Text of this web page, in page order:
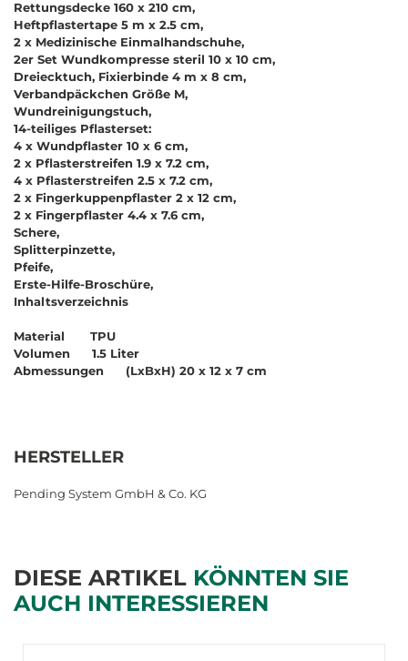
Rettungsdecke 160 x 210 cm,
Heftpflastertape 5 m x 2.5 cm,
2 x Medizinische Einmalhandschuhe,
2er Set Wundkompresse steril 10 x 10 cm,
Dreiecktuch, Fixierbinde 4 m x 8 cm,
Verbandpäckchen Größe M,
Wundreinigungstuch,
14-teiliges Pflasterset:
4 x Wundpflaster 10 x 6 cm,
2 x Pflasterstreifen 1.9 x 7.2 cm,
4 x Pflasterstreifen 2.5 x 7.2 cm,
2 x Fingerkuppenpflaster 2 x 12 cm,
2 x Fingerpflaster 4.4 x 7.6 cm,
Schere,
Splitterpinzette,
Pfeife,
Erste-Hilfe-Broschüre,
Inhaltsverzeichnis
Material TPU
Volumen 1.5 Liter
Abmessungen (LxBxH) 20 x 12 x 7 cm
HERSTELLER
Pending System GmbH & Co. KG
DIESE ARTIKEL KÖNNTEN SIE
AUCH INTERESSIEREN